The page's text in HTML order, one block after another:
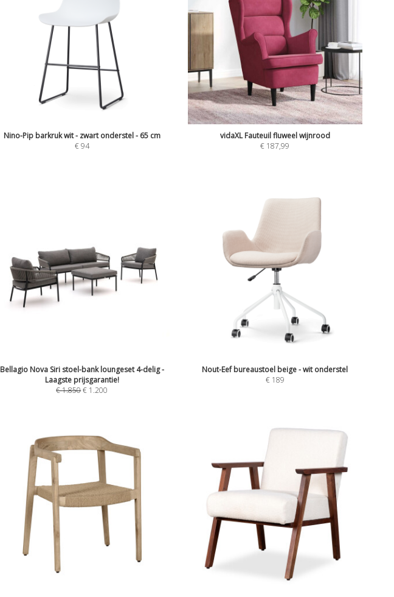
Nino-Pip barkruk wit - zwart onderstel - 65 cm
€94
vidaXL Fauteuil fluweel wijnrood
€ 187,99
Bellagio Nova Siri stoel-bank loungeset 4-delig -
Laagste prijsgarantie!
€1.850€ 1.200
Nout-Eef bureaustoel beige - wit onderstel
€ 189